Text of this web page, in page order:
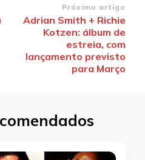
Próximo artigo
Adrian Smith + Richie
Kotzen: álbum de
estreia, com
lançamento previsto
para Março